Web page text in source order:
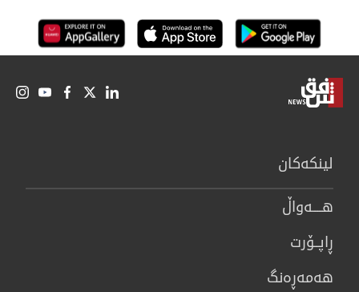
لینكەكان
هــــه‌واڵ
ڕاپــۆرت
هه‌مه‌ڕه‌نگ